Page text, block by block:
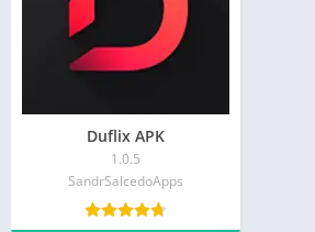
Duflix APK
1.0.5
SandrSalcedoApps